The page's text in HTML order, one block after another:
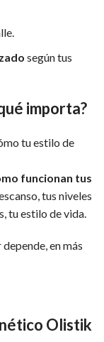
según tus
importa?
tu estilo de
funcionan tus
tus niveles
tu estilo de vida.
en más
Olistik